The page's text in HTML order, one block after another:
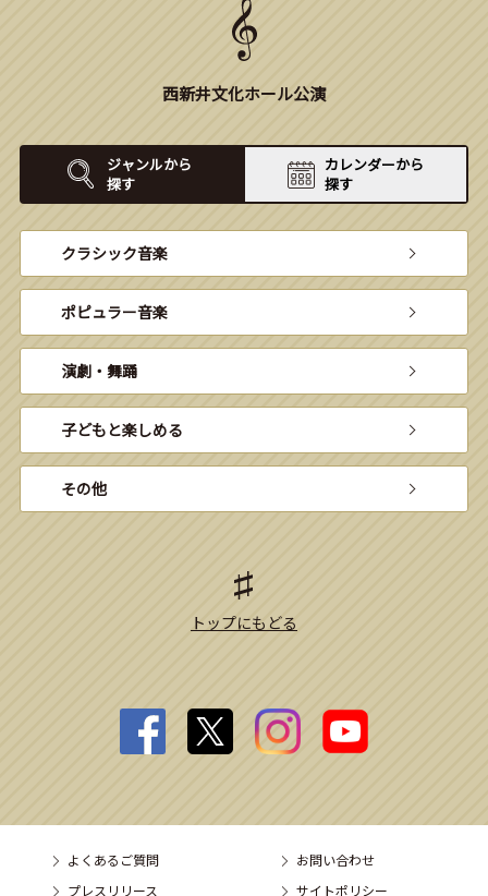
西新井文化ホール公演
ジャンルから
探す
カレンダーから
探す
クラシック音楽
ポピュラー音楽
演劇・舞踊
子どもと楽しめる
その他
トップにもどる
よくあるご質問
お問い合わせ
プレスリリース
サイトポリシー